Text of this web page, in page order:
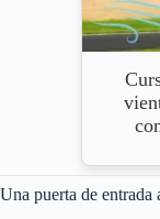
Una puerta de